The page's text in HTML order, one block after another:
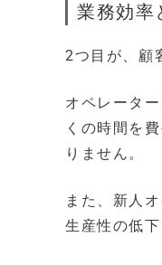
業務効率
2つ目が、顧
オペレータ
くの時間を
りません。
また、新人
生産性の低下